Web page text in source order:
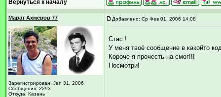
Вернуться к началу
Марат Ахмеров 77
Зарегистрирован: Jan 31, 2006
Сообщения: 2293
Откуда: Казань
Добавлено: Ср Фев 01, 2006 14:08
Стас !
У меня твоё сообщение в какойто
Короче я прочесть на смог!!!
Посмотри!